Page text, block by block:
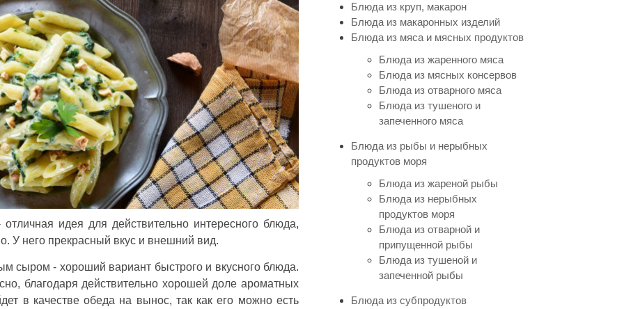
идея для действительно интересного блюда,
У него прекрасный вкус и внешний вид.
сыром - хороший вариант быстрого и вкусного блюда.
благодаря действительно хорошей доле ароматных
в качестве обеда на вынос, так как его можно есть
Блюда из круп, макарон
Блюда из макаронных изделий
Блюда из мяса и мясных продуктов
Блюда из жаренного мяса
Блюда из мясных консервов
Блюда из отварного мяса
Блюда из тушеного и
запеченного мяса
Блюда из рыбы и нерыбных
продуктов моря
Блюда из жареной рыбы
Блюда из нерыбных
продуктов моря
Блюда из отварной и
припущенной рыбы
Блюда из тушеной и
запеченной рыбы
Блюда из субпродуктов